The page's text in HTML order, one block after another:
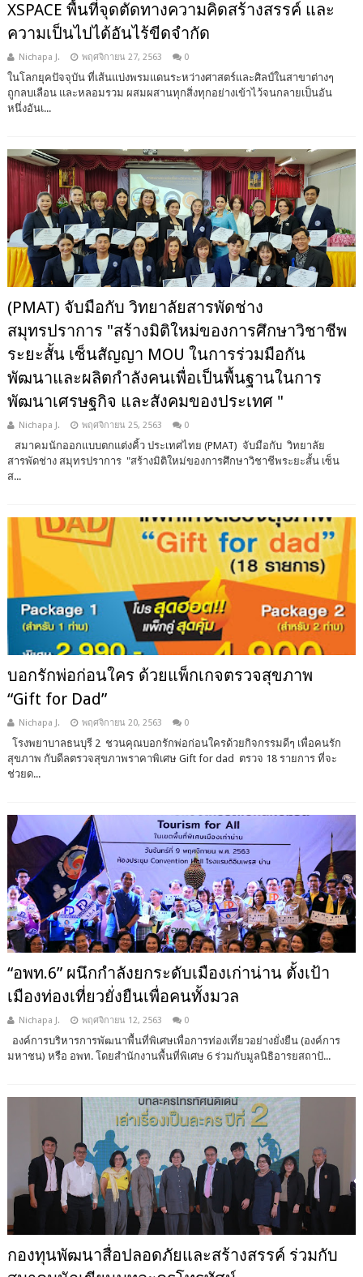
XSPACE พื้นที่จุดตัดทางความคิดสร้างสรรค์ และ
ความเป็นไปได้อันไร้ขีดจำกัด
Nichapa J. พฤศจิกายน 27, 2563 0
ในโลกยุคปัจจุบัน ที่เส้นแบ่งพรมแดนระหว่างศาสตร์และศิลป์ในสาขาต่างๆ
ถูกลบเลือน และหลอมรวม ผสมผสานทุกสิ่งทุกอย่างเข้าไว้จนกลายเป็นอัน
หนึ่งอันเ...
(PMAT) จับมือกับ วิทยาลัยสารพัดช่าง
สมุทรปราการ "สร้างมิติใหม่ของการศึกษาวิชาชีพ
ระยะสั้น เซ็นสัญญา MOU ในการร่วมมือกัน
พัฒนาและผลิตกำลังคนเพื่อเป็นพื้นฐานในการ
พัฒนาเศรษฐกิจ และสังคมของประเทศ "
Nichapa J. พฤศจิกายน 25, 2563 0
สมาคมนักออกแบบตกแต่งคิ้ว ประเทศไทย (PMAT) จับมือกับ วิทยาลัย
สารพัดช่าง สมุทรปราการ "สร้างมิติใหม่ของการศึกษาวิชาชีพระยะสั้น เซ็น
ส...
บอกรักพ่อก่อนใคร ด้วยแพ็กเกจตรวจสุขภาพ
“Gift for Dad”
Nichapa J. พฤศจิกายน 20, 2563 0
โรงพยาบาลธนบุรี 2 ชวนคุณบอกรักพ่อก่อนใครด้วยกิจกรรมดีๆ เพื่อคนรัก
สุขภาพ กับดีลตรวจสุขภาพราคาพิเศษ Gift for dad ตรวจ 18 รายการ ที่จะ
ช่วยด...
“อพท.6” ผนึกกำลังยกระดับเมืองเก่าน่าน ตั้งเป้า
เมืองท่องเที่ยวยั่งยืนเพื่อคนทั้งมวล
Nichapa J. พฤศจิกายน 12, 2563 0
องค์การบริหารการพัฒนาพื้นที่พิเศษเพื่อการท่องเที่ยวอย่างยั่งยืน (องค์การ
มหาชน) หรือ อพท. โดยสำนักงานพื้นที่พิเศษ 6 ร่วมกับมูลนิธิอารยสถาปั...
กองทุนพัฒนาสื่อปลอดภัยและสร้างสรรค์ ร่วมกับ